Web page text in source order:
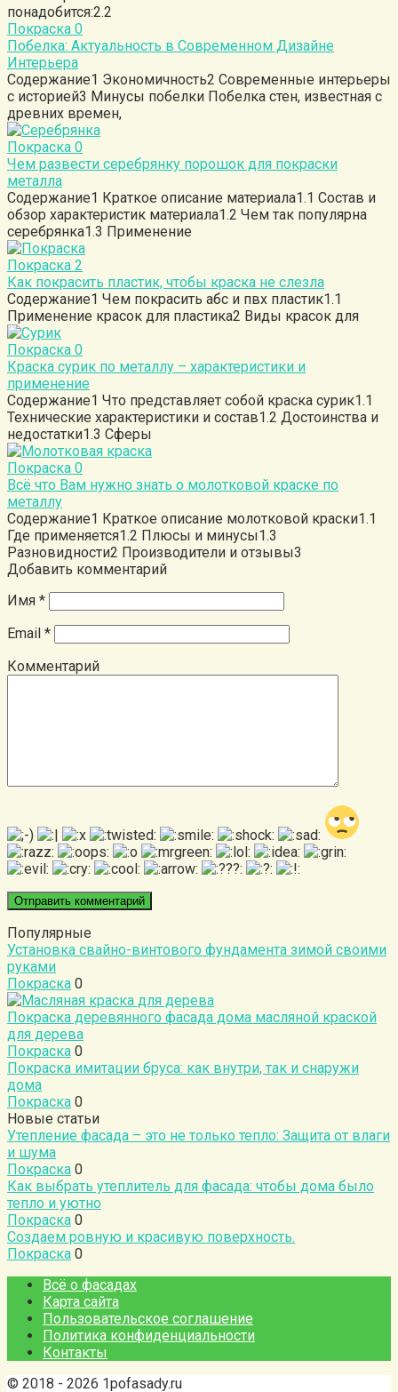
понадобится:2.2
Покраска 0
Побелка: Актуальность в Современном Дизайне
Интерьера
Содержание1 Экономичность2 Современные интерьеры
с историей3 Минусы побелки Побелка стен, известная с
древних времен,
Покраска 0
Чем развести серебрянку порошок для покраски
металла
Содержание1 Краткое описание материала1.1 Состав и
обзор характеристик материала1.2 Чем так популярна
серебрянка1.3 Применение
Покраска 2
Как покрасить пластик, чтобы краска не слезла
Содержание1 Чем покрасить абс и пвх пластик1.1
Применение красок для пластика2 Виды красок для
Покраска 0
Краска сурик по металлу – характеристики и
применение
Содержание1 Что представляет собой краска сурик1.1
Технические характеристики и состав1.2 Достоинства и
недостатки1.3 Сферы
Покраска 0
Всё что Вам нужно знать о молотковой краске по
металлу
Содержание1 Краткое описание молотковой краски1.1
Где применяется1.2 Плюсы и минусы1.3
Разновидности2 Производители и отзывы3
Добавить комментарий
Имя *
Email *
Комментарий
Популярные
Установка свайно-винтового фундамента зимой своими
руками
Покраска 0
Покраска деревянного фасада дома масляной краской
для дерева
Покраска 0
Покраска имитации бруса: как внутри, так и снаружи
дома
Покраска 0
Новые статьи
Утепление фасада – это не только тепло: Защита от влаги
и шума
Покраска 0
Как выбрать утеплитель для фасада: чтобы дома было
тепло и уютно
Покраска 0
Создаем ровную и красивую поверхность.
Покраска 0
Всё о фасадах
Карта сайта
Пользовательское соглашение
Политика конфиденциальности
Контакты
© 2018 - 2026 1pofasady.ru